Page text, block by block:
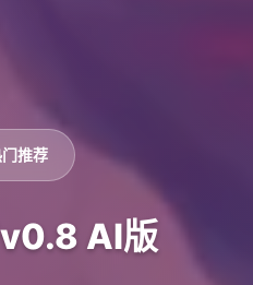
推荐
AI版